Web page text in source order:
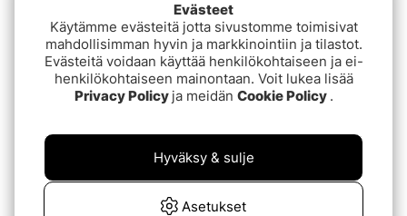
Rising Brookie Landing
Net Clear 25cm handle -
Moss
€229
Rising Lunker Landing
Net Black 25cm handle -
Stealth
Evästeet
Käytämme evästeitä jotta sivustomme toimisivat
mahdollisimman hyvin ja markkinointiin ja tilastot.
Evästeitä voidaan käyttää henkilökohtaiseen ja ei-
henkilökohtaiseen mainontaan. Voit lukea lisää
Privacy Policy ja meidän Cookie Policy .
Asetukset
Hyväksy & sulje